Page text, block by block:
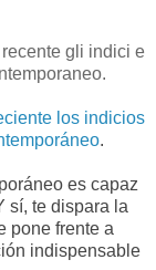
gli indici e
los indicios
.
es capaz
sí, te dispara la
pone frente a
indispensable